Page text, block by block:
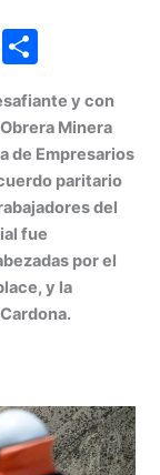
Pr
m
p
ar
tir
y con
Minera
de Empresarios
paritario
del
fue
por el
y la